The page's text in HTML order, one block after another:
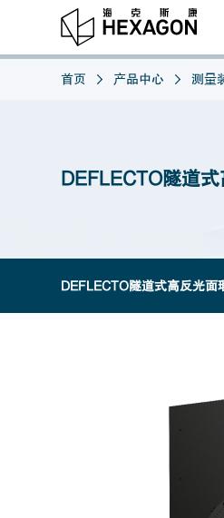
首页 产品中心 测量
DEFLECTO隧道
DEFLECTO隧道式高反光面